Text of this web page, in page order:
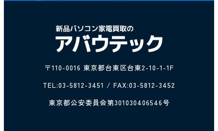
〒110-0016 東京都台東区台東2-10-1-1F
TEL:03-5812-3451 / FAX:03-5812-3452
東京都公安委員会第301030406546号